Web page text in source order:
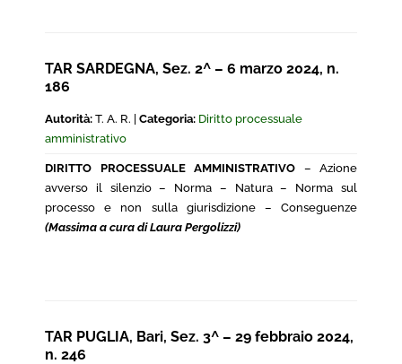
TAR SARDEGNA, Sez. 2^ – 6 marzo 2024, n.
186
Autorità: T. A. R. | Categoria: Diritto processuale
amministrativo
DIRITTO PROCESSUALE AMMINISTRATIVO – Azione
avverso il silenzio – Norma – Natura – Norma sul
processo e non sulla giurisdizione – Conseguenze
(Massima a cura di Laura Pergolizzi)
TAR PUGLIA, Bari, Sez. 3^ – 29 febbraio 2024,
n. 246